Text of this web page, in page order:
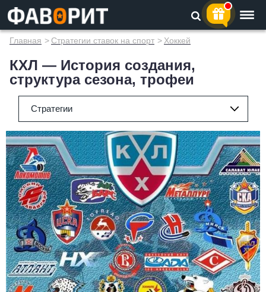
Главная > Стратегии ставок на спорт > Хоккей
КХЛ — История создания,
структура сезона, трофеи
Стратегии